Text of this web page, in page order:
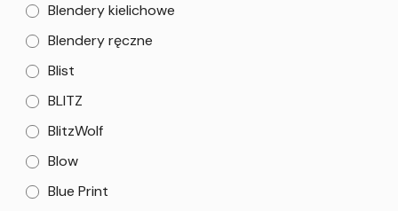
Blendery kielichowe
Blendery ręczne
Blist
BLITZ
BlitzWolf
Blow
Blue Print